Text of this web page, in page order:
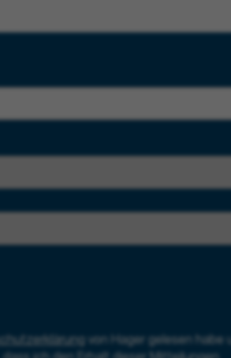
von Hager gelesen habe